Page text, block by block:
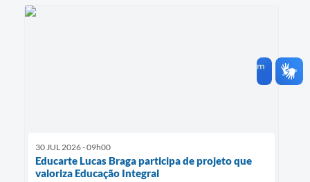
30 JUL 2026 - 09h00
Educarte Lucas Braga participa de projeto que
valoriza Educação Integral